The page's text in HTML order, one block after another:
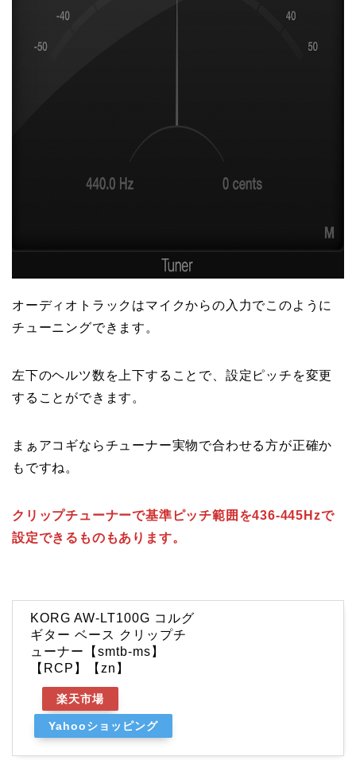
オーディオトラックはマイクからの入力でこのように
チューニングできます。
左下のヘルツ数を上下することで、設定ピッチを変更
することができます。
まぁアコギならチューナー実物で合わせる方が正確か
もですね。
クリップチューナーで基準ピッチ範囲を436-445Hzで
設定できるものもあります。
KORG AW-LT100G コルグ
ギター ベース クリップチ
ューナー【smtb-ms】
【RCP】【zn】
楽天市場
Yahooショッピング